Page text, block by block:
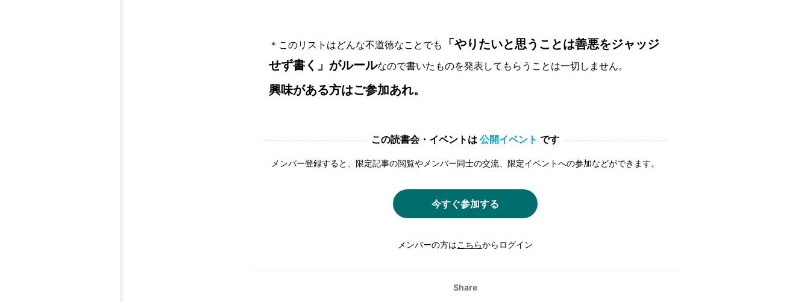
＊このリストはどんな不道徳なことでも
「やりたいと思うことは善悪をジャッジ
せず書く」がルールなので書いたものを発表してもらうことは一切しません。
興味がある方はご参加あれ。
この読書会・イベントは 公開イベント です
メンバー登録すると、限定記事の閲覧やメンバー同士の交流、限定イベントへの参加などができます。
今すぐ参加する
メンバーの方はこちらからログイン
Share